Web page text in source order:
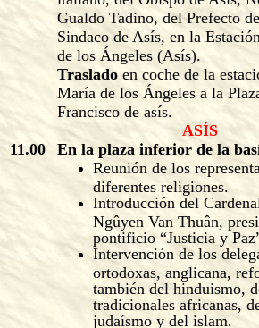
Gualdo Tadino, del Prefecto
Sindaco de Asís, en la
de los Ángeles (Asís).
Traslado en coche de la
María de los Ángeles a la
Francisco de asís.
ASÍS
11.00
En la plaza inferior de la
Reunión de los
diferentes religiones.
Introducción del
Ngûyen Van Thuân,
pontificio “Justicia y
Intervención de los
ortodoxas, anglicana,
también del hinduismo,
tradicionales africanas,
judaísmo y del islam.